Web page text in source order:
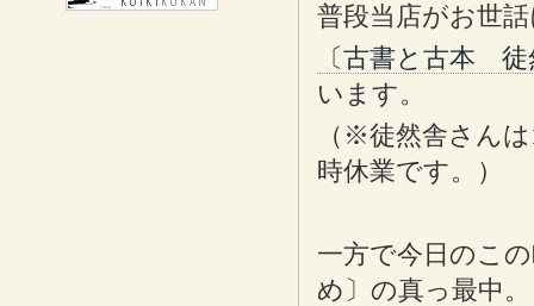
普段当店がお世
〔古書と古本 徒
います。
（※徒然舎さん
時休業です。）
一方で今日のこ
め〕の真っ最中。